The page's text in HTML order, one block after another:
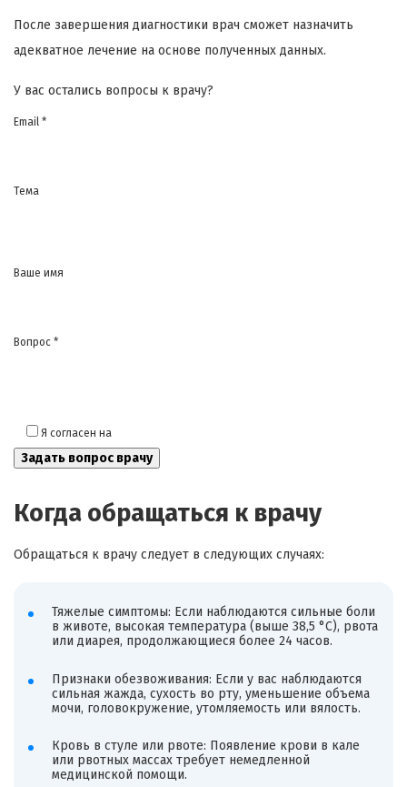
После завершения диагностики врач сможет назначить
адекватное лечение на основе полученных данных.
У вас остались вопросы к врачу?
Email *
Тема
Ваше имя
Вопрос *
Я согласен на
Когда обращаться к врачу
Обращаться к врачу следует в следующих случаях:
Тяжелые симптомы: Если наблюдаются сильные боли
в животе, высокая температура (выше 38,5 °C), рвота
или диарея, продолжающиеся более 24 часов.
Признаки обезвоживания: Если у вас наблюдаются
сильная жажда, сухость во рту, уменьшение объема
мочи, головокружение, утомляемость или вялость.
Кровь в стуле или рвоте: Появление крови в кале
или рвотных массах требует немедленной
медицинской помощи.